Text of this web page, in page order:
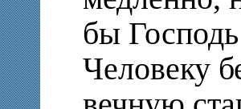
бы
Человеку